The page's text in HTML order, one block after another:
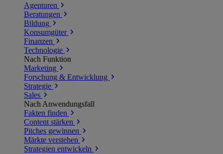
Agenturen
Beratungen
Bildung
Konsumgüter
Finanzen
Technologie
Nach Funktion
Marketing
Forschung & Entwicklung
Strategie
Sales
Nach Anwendungsfall
Fakten finden
Content stärken
Pitches gewinnen
Märkte verstehen
Strategien entwickeln